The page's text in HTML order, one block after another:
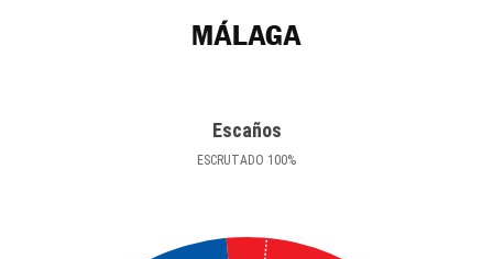
MÁLAGA
Escaños
ESCRUTADO 100%